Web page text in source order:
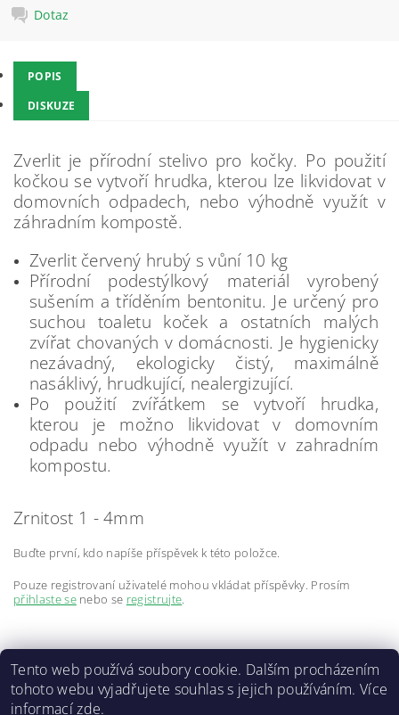
Dotaz
POPIS
DISKUZE
Zverlit je přírodní stelivo pro kočky. Po použití
kočkou se vytvoří hrudka, kterou lze likvidovat v
domovních odpadech, nebo výhodně využít v
záhradním kompostě.
Zverlit červený hrubý s vůní 10 kg
Přírodní podestýlkový materiál vyrobený
sušením a tříděním bentonitu. Je určený pro
suchou toaletu koček a ostatních malých
zvířat chovaných v domácnosti. Je hygienicky
nezávadný, ekologicky čistý, maximálně
nasáklivý, hrudkující, nealergizující.
Po použití zvířátkem se vytvoří hrudka,
kterou je možno likvidovat v domovním
odpadu nebo výhodně využít v zahradním
kompostu.
Zrnitost 1 - 4mm
Buďte první, kdo napíše příspěvek k této položce.
Pouze registrovaní uživatelé mohou vkládat příspěvky. Prosím
přihlaste senebo se registrujte.
Tento web používá soubory cookie. Dalším procházením
tohoto webu vyjadřujete souhlas s jejich používáním. Více
informacízde.